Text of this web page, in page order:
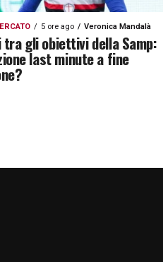
5 ore ago Veronica Mandalà
gli obiettivi della Samp:
last minute a fine